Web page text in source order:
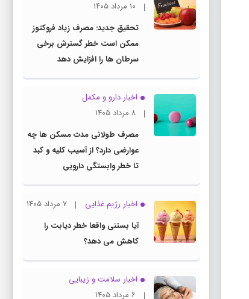
۱۰ مرداد ۱۴۰۵
تحقیق جدید: مصرف زیاد فروکتوز
ممکن است خطر گسترش برخی
سرطان ها را افزایش دهد
اخبار دارو و مکمل
۸ مرداد ۱۴۰۵
مصرف طولانی مدت مسکن ها چه
عوارضی دارد؟ از آسیب کلیه و کبد
تا خطر وابستگی دارویی
اخبار رژیم غذایی
۷ مرداد ۱۴۰۵
آیا بستنی واقعا خطر دیابت را
کاهش می دهد؟
اخبار سلامت و زیبایی
۶ مرداد ۱۴۰۵